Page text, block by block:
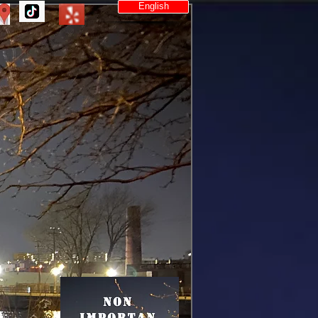
English